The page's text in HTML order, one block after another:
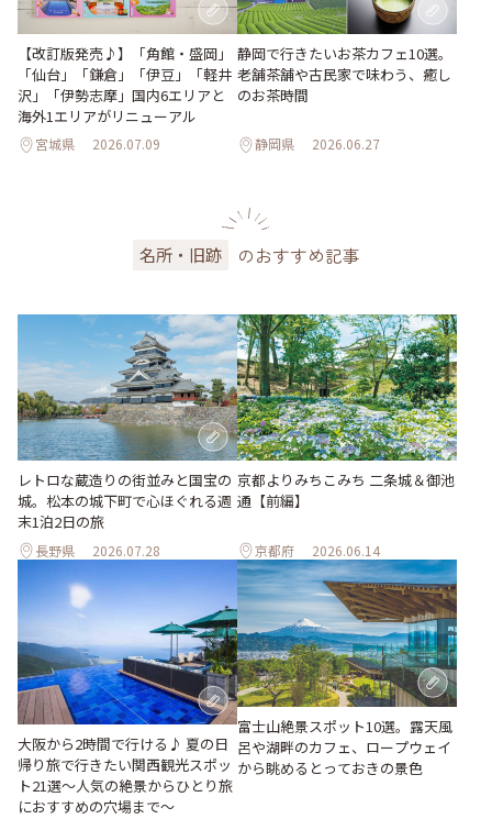
【改訂版発売♪】「角館・盛岡」
「仙台」「鎌倉」「伊豆」「軽井
沢」「伊勢志摩」国内6エリアと
海外1エリアがリニューアル
宮城県 2026.07.09
静岡で行きたいお茶カフェ10選。
老舗茶舗や古民家で味わう、癒し
のお茶時間
静岡県 2026.06.27
名所・旧跡 のおすすめ記事
レトロな蔵造りの街並みと国宝の
城。松本の城下町で心ほぐれる週
末1泊2日の旅
長野県 2026.07.28
京都よりみちこみち 二条城＆御池
通【前編】
京都府 2026.06.14
大阪から2時間で行ける♪ 夏の日
帰り旅で行きたい関西観光スポッ
ト21選～人気の絶景からひとり旅
におすすめの穴場まで～
富士山絶景スポット10選。露天風
呂や湖畔のカフェ、ロープウェイ
から眺めるとっておきの景色